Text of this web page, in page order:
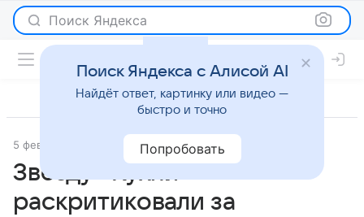
Поиск Яндекса
5 февраля 2024 Газета.Ру Светская жизнь
Звезду «Кухни»
раскритиковали за
Поиск Яндекса с Алисой AI
Найдёт ответ, картинку или видео —
быстро и точно
Попробовать